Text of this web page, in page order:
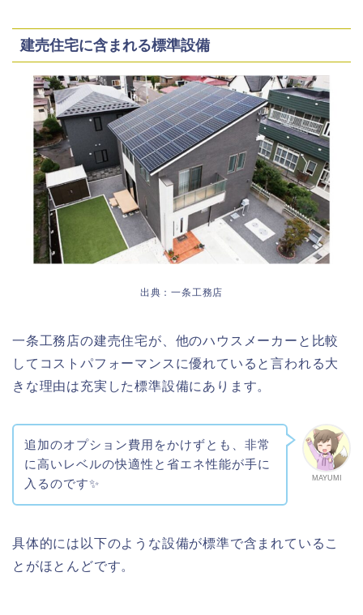
建売住宅に含まれる標準設備
出典：一条工務店
一条工務店の建売住宅が、他のハウスメーカーと比較
してコストパフォーマンスに優れていると言われる大
きな理由は充実した標準設備にあります。
MAYUMI
追加のオプション費用をかけずとも、非常
に高いレベルの快適性と省エネ性能が手に
入るのです✨
具体的には以下のような設備が標準で含まれているこ
とがほとんどです。